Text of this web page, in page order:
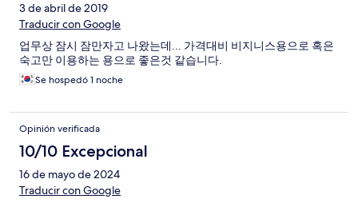
3 de abril de 2019
Traducir con Google
업무상 잠시 잠만자고 나왔는데... 가격대비 비지니스용으로 혹은
숙고만 이용하는 용으로 좋은것 같습니다.
Se hospedó 1 noche
Opinión verificada
10/10 Excepcional
16 de mayo de 2024
Traducir con Google